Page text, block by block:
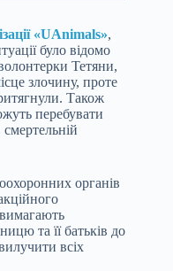
«UAnimals»,
було відомо
Тетяни,
злочину, проте
Також
перебувати
органів
та її батьків до
всіх